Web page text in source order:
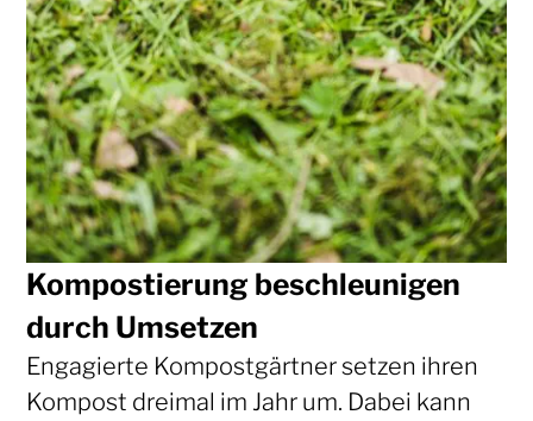
Kompostierung beschleunigen
durch Umsetzen
Engagierte Kompostgärtner setzen ihren
Kompost dreimal im Jahr um. Dabei kann